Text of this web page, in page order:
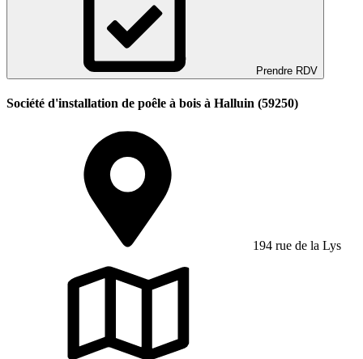
Prendre RDV
Société d'installation de poêle à bois à Halluin (59250)
194 rue de la Lys